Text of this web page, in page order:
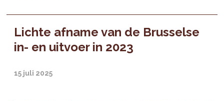
Lichte afname van de Brusselse
in- en uitvoer in 2023
15 juli 2025